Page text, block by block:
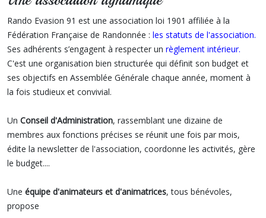
Rando Evasion 91 est une association loi 1901 affiliée à la
Fédération Française de Randonnée : les statuts de l'association.
Ses adhérents s’engagent à respecter un règlement intérieur.
C'est une organisation bien structurée qui définit son budget et
ses objectifs en Assemblée Générale chaque année, moment à
la fois studieux et convivial.
Un Conseil d'Administration, rassemblant une dizaine de
membres aux fonctions précises se réunit une fois par mois,
édite la newsletter de l'association, coordonne les activités, gère
le budget....
Une équipe d'animateurs et d'animatrices, tous bénévoles,
propose